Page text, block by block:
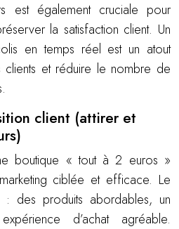
est également cruciale pour
la satisfaction client. Un
en temps réel est un atout
clients et réduire le nombre de
client (attirer et
boutique « tout à 2 euros »
ciblée et efficace. Le
des produits abordables, un
d’achat agréable.